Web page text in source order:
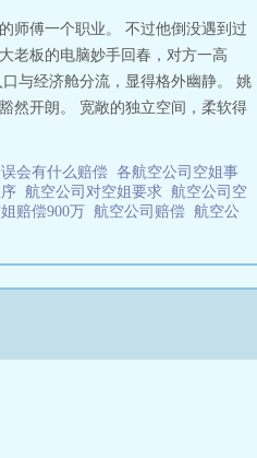
师傅一个职业。 不过他倒没遇到过
老板的电脑妙手回春，对方一高
与经济舱分流，显得格外幽静。 姚
然开朗。 宽敞的独立空间，柔软得
会有什么赔偿 各航空公司空姐事
航空公司对空姐要求 航空公司空
赔偿900万 航空公司赔偿 航空公